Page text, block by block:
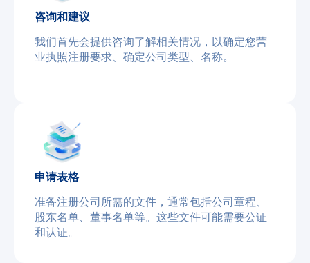
咨询和建议
我们首先会提供咨询了解相关情况，以确定您营
业执照注册要求、确定公司类型、名称。
申请表格
准备注册公司所需的文件，通常包括公司章程、
股东名单、董事名单等。这些文件可能需要公证
和认证。